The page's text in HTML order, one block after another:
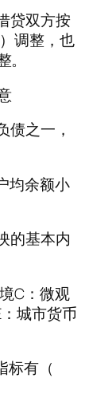
贷双方按
调整，也
债之一，
均余额小
的基本内
C：微观
城市货币
标有（